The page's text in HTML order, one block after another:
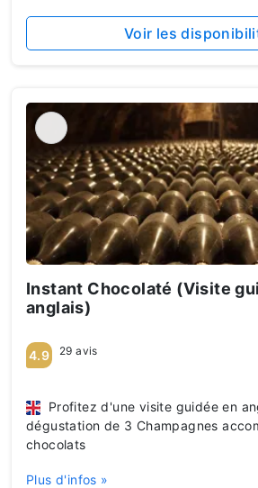
Voir les
Instant Chocolaté (Visite
anglais)
Profitez d'une visite guidée en
dégustation de 3 Champagnes
chocolats
Plus d'infos »
4.9 29 avis